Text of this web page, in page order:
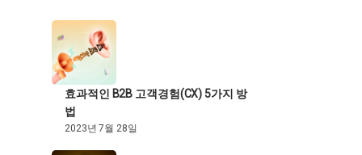
효과적인 B2B 고객경험(CX) 5가지 방
법
2023년 7월 28일